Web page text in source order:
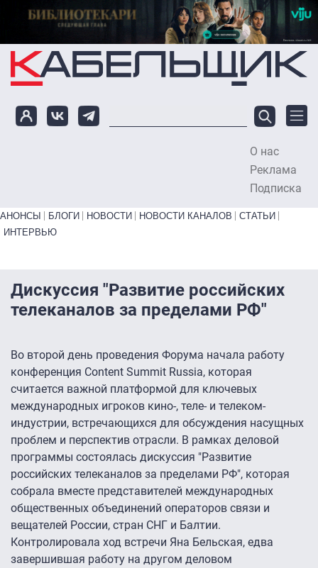
Перейти к основному содержанию
О нас
Реклама
Подписка
Primary links bottom
АНОНСЫ БЛОГИ НОВОСТИ НОВОСТИ КАНАЛОВ
СТАТЬИ
ИНТЕРВЬЮ
Дискуссия "Развитие российских
телеканалов за пределами РФ"
Во второй день проведения Форума начала работу
конференция Content Summit Russia, которая
считается важной платформой для ключевых
международных игроков кино-, теле- и телеком-
индустрии, встречающихся для обсуждения насущных
проблем и перспектив отрасли. В рамках деловой
программы состоялась дискуссия "Развитие
российских телеканалов за пределами РФ", которая
собрала вместе представителей международных
общественных объединений операторов связи и
вещателей России, стран СНГ и Балтии.
Контролировала ход встречи Яна Бельская, едва
завершившая работу на другом деловом